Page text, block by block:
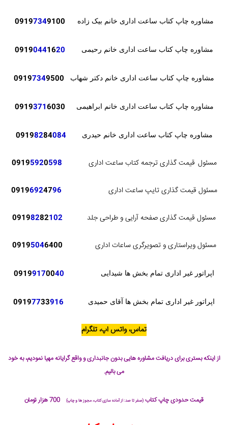
مشاوره چاپ کتاب ساعت اداری خانم بیک زاده 09197349100
مشاوره چاپ کتاب ساعت اداری خانم رحیمی 09190441620
مشاوره چاپ کتاب ساعت اداری خانم دکتر شهاب 09197349500
مشاوره چاپ کتاب ساعت اداری خانم ابراهیمی 3716030
مشاوره چاپ کتاب ساعت اداری خانم حیدری 0919
8284084
مسئول قیمت گذاری ترجمه کتاب ساعت اداری 09195920598
مسئول قیمت گذاری تایپ ساعت اداری 09196924796
مسئول قیمت گذاری صفحه آرایی و طراحی جلد 09198282102
مسئول ویراستاری و تصویرگری ساعات اداری 09195046400
اپراتور غیر اداری تمام بخش ها شیدایی 09199170040
اپراتور غیر اداری تمام بخش ها آقای حمیدی 09197733916
تماس، واتس اپ، تلگرام
از اینکه بستری برای دریافت مشاوره هایی بدون جانبداری و واقع گرایانه مهیا نمودیم، به خود
می بالیم.
قیمت حدودی چاپ کتاب (صفر تا صد: از آماده سازی کتاب، مجوز ها و چاپ)